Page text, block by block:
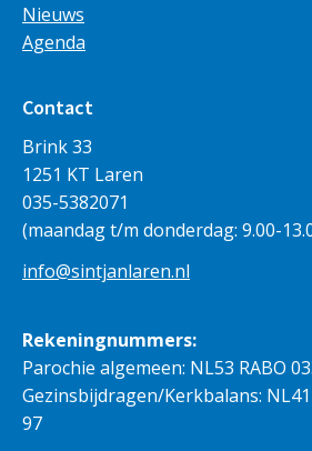
Nieuws
Agenda
Contact
Brink 33
1251 KT Laren
035-5382071
(maandag t/m donderdag: 9.00-
info@sintjanlaren.nl
Rekeningnummers:
Parochie algemeen: NL53 RABO
Gezinsbijdragen/Kerkbalans: NL41
97